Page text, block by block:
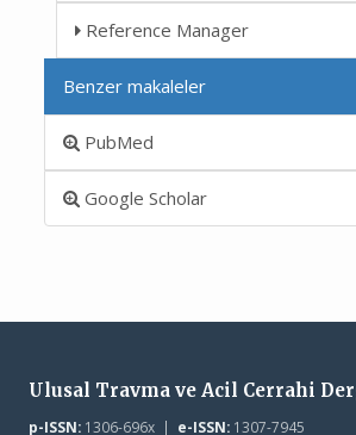
Reference Manager
Benzer makaleler
PubMed
Google Scholar
Ulusal Travma ve Acil Cerrahi
p-ISSN:1306-696x | e-ISSN:1307-7945